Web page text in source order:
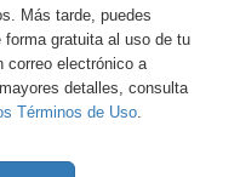
Más tarde, puedes
gratuita al uso de tu
correo electrónico a
detalles, consulta
Términos de Uso.